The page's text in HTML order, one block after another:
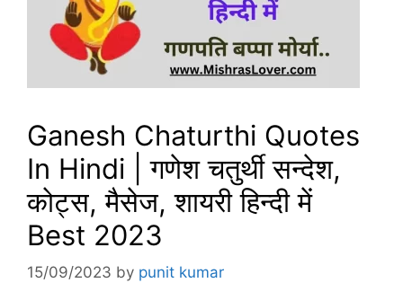
Ganesh Chaturthi Quotes
In Hindi | गणेश चतुर्थी सन्देश,
कोट्स, मैसेज, शायरी हिन्दी में
Best 2023
15/09/2023 by punit kumar